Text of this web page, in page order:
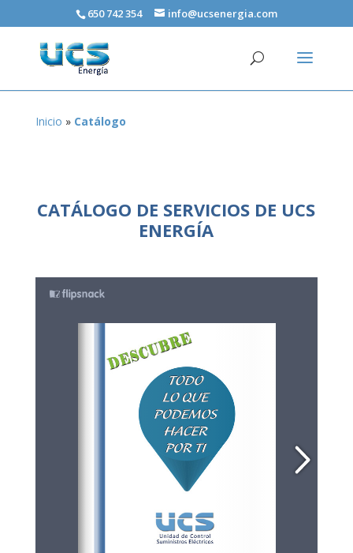
650 742 354 info@ucsenergia.com
Inicio » Catálogo
CATÁLOGO DE SERVICIOS DE UCS
ENERGÍA